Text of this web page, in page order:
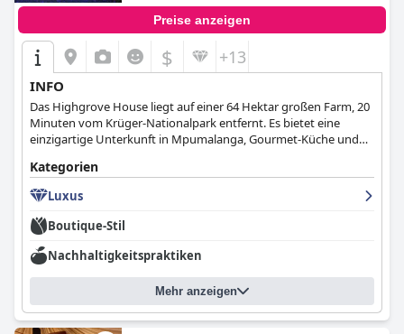
Preise anzeigen
$ +13
INFO
Das Highgrove House liegt auf einer 64 Hektar großen Farm, 20
Minuten vom Krüger-Nationalpark entfernt. Es bietet eine
einzigartige Unterkunft in Mpumalanga, Gourmet-Küche und
Mpumalanga Lowveld Tal. Seit mehreren Jahren bestes kleines
Boutique-Hotel Südafrikas.
Kategorien
Luxus
Boutique-Stil
Nachhaltigkeitspraktiken
Mehr anzeigen